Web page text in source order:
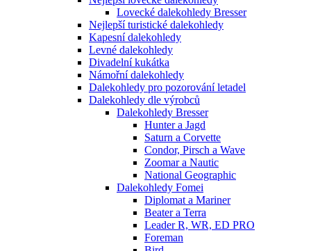
Lovecké dalekohledy Bresser
Nejlepší turistické dalekohledy
Kapesní dalekohledy
Levné dalekohledy
Divadelní kukátka
Námořní dalekohledy
Dalekohledy pro pozorování letadel
Dalekohledy dle výrobců
Dalekohledy Bresser
Hunter a Jagd
Saturn a Corvette
Condor, Pirsch a Wave
Zoomar a Nautic
National Geographic
Dalekohledy Fomei
Diplomat a Mariner
Beater a Terra
Leader R, WR, ED PRO
Foreman